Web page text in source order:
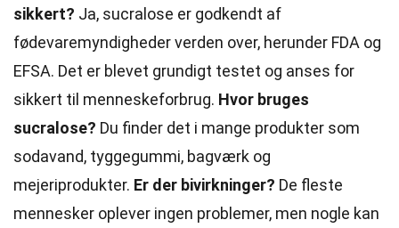
sikkert? Ja, sucralose er godkendt af
fødevaremyndigheder verden over, herunder FDA og
EFSA. Det er blevet grundigt testet og anses for
sikkert til menneskeforbrug. Hvor bruges
sucralose? Du finder det i mange produkter som
sodavand, tyggegummi, bagværk og
mejeriprodukter. Er der bivirkninger? De fleste
mennesker oplever ingen problemer, men nogle kan